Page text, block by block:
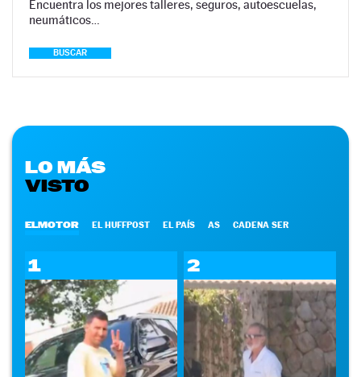
Encuentra los mejores talleres, seguros, autoescuelas,
neumáticos…
BUSCAR
LO MÁS
VISTO
ELMOTOR EL HUFFPOST EL PAÍS AS CADENA SER
1 2